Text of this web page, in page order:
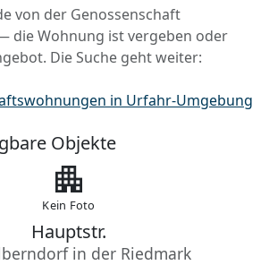
von der Genossenschaft
die Wohnung ist vergeben oder
Die Suche geht weiter:
in Urfahr-Umgebung
Objekte
apartment
Kein Foto
Hauptstr.
in der Riedmark